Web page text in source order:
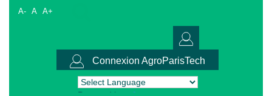
A- A A+
Connexion AgroParisTech